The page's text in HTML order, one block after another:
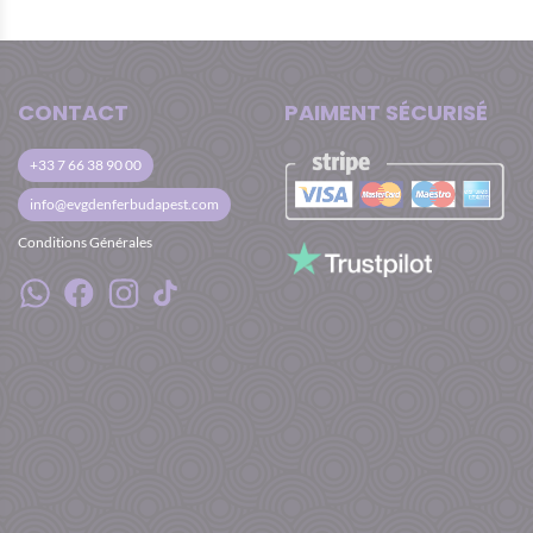
CONTACT
+33 7 66 38 90 00
info@evgdenferbudapest.com
Conditions Générales
PAIMENT SÉCURISÉ